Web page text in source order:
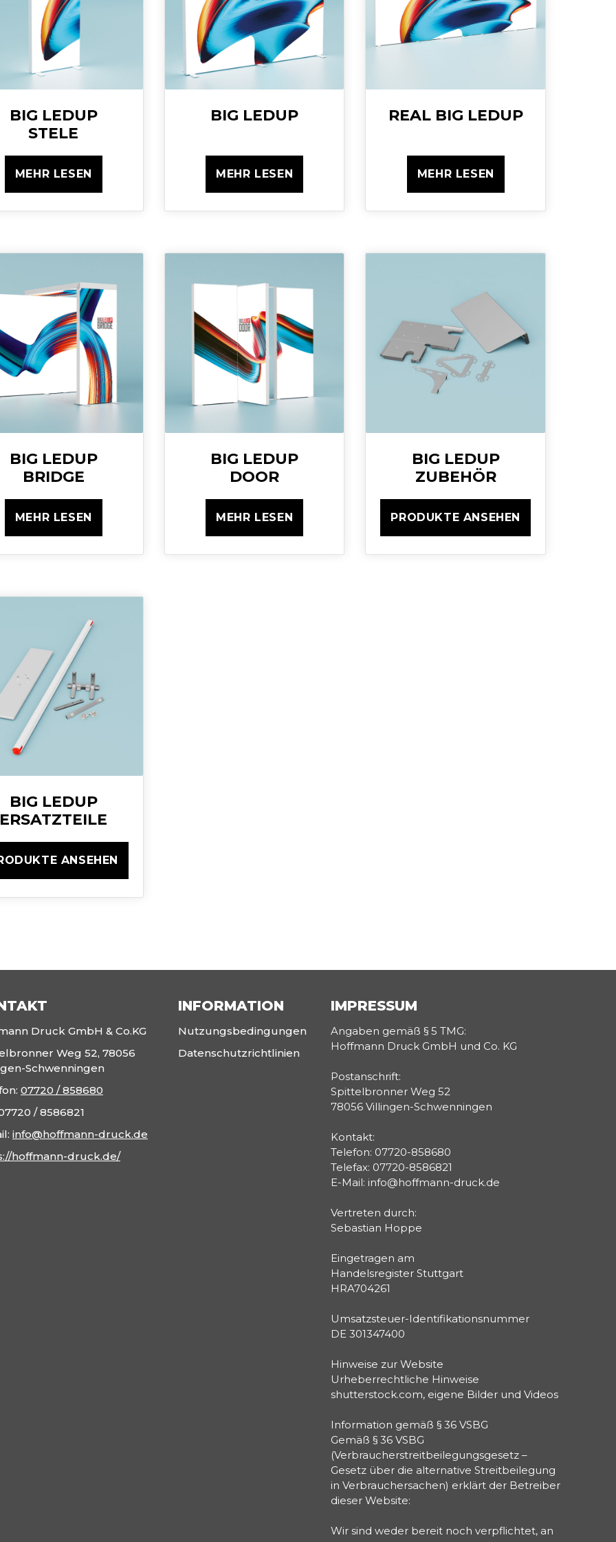
BIG LEDUP
STELE
MEHR LESEN
BIG LEDUP
MEHR LESEN
REAL BIG LEDUP
MEHR LESEN
BIG LEDUP
BRIDGE
MEHR LESEN
BIG LEDUP
DOOR
MEHR LESEN
BIG LEDUP
ZUBEHÖR
PRODUKTE ANSEHEN
BIG LEDUP
ERSATZTEILE
ANSEHEN
Druck GmbH & Co.KG
Weg 52, 78056
Schwenningen
07720 / 858680
/ 8586821
info@hoffmann-druck.de
hoffmann-druck.de/
INFORMATION
Nutzungsbedingungen
Datenschutzrichtlinien
IMPRESSUM
Angaben gemäß § 5 TMG:
Hoffmann Druck GmbH und Co. KG
Postanschrift:
Spittelbronner Weg 52
78056 Villingen-Schwenningen
Kontakt:
Telefon: 07720-858680
Telefax: 07720-8586821
E-Mail: info@hoffmann-druck.de
Vertreten durch:
Sebastian Hoppe
Eingetragen am
Handelsregister Stuttgart
HRA704261
Umsatzsteuer-Identifikationsnummer
DE 301347400
Hinweise zur Website
Urheberrechtliche Hinweise
shutterstock.com, eigene Bilder und Videos
Information gemäß § 36 VSBG
Gemäß § 36 VSBG
(Verbraucherstreitbeilegungsgesetz –
Gesetz über die alternative Streitbeilegung
in Verbrauchersachen) erklärt der Betreiber
dieser Website:
Wir sind weder bereit noch verpflichtet, an